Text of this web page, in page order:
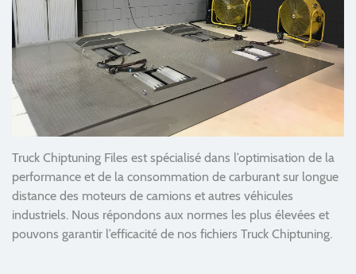
Truck Chiptuning Files est spécialisé dans l’optimisation de la
performance et de la consommation de carburant sur longue
distance des moteurs de camions et autres véhicules
industriels. Nous répondons aux normes les plus élevées et
pouvons garantir l’efficacité de nos fichiers Truck Chiptuning.